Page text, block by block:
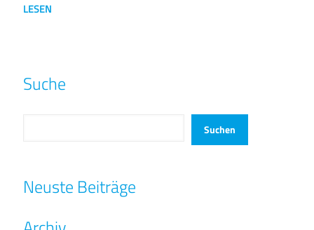
LESEN
Suche
Suchen
Neuste Beiträge